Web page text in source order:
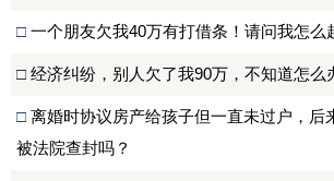
□ 一个朋友欠我40万有打借条！请问我怎
□ 经济纠纷，别人欠了我90万，不知道怎
□ 离婚时协议房产给孩子但一直未过户，
被法院查封吗？